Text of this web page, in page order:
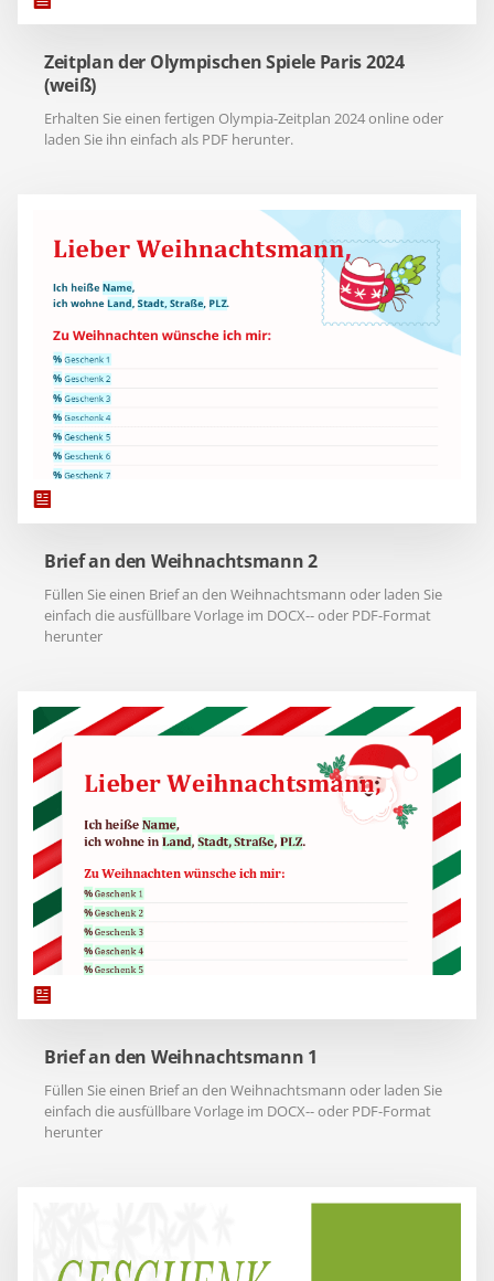
Zeitplan der Olympischen Spiele Paris 2024
(weiß)
Erhalten Sie einen fertigen Olympia-Zeitplan 2024 online oder
laden Sie ihn einfach als PDF herunter.
Brief an den Weihnachtsmann 2
Füllen Sie einen Brief an den Weihnachtsmann oder laden Sie
einfach die ausfüllbare Vorlage im DOCX-- oder PDF-Format
herunter
Brief an den Weihnachtsmann 1
Füllen Sie einen Brief an den Weihnachtsmann oder laden Sie
einfach die ausfüllbare Vorlage im DOCX-- oder PDF-Format
herunter